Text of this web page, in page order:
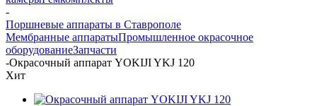
-
Поршневые аппараты в Ставрополе
Мембранные аппаратыПромышленное окрасочное
оборудованиеЗапчасти
-Окрасочный аппарат YOKIJI YKJ 120
Хит